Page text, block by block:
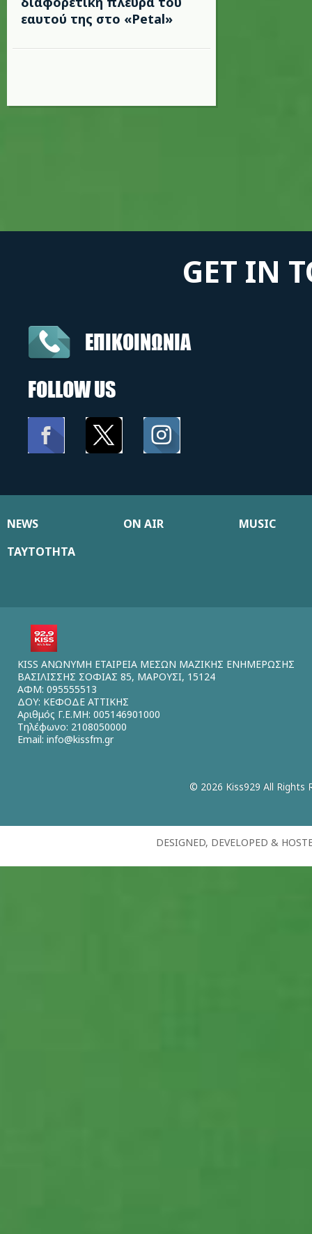
εαυτού της στο «Petal»
GET IN
ΕΠΙΚΟΙΝΩΝΙΑ
FOLLOW US
NEWS ON AIR
MUSIC
ΤΑΥΤΟΤΗΤΑ
KISS ΑΝΩΝΥΜΗ ΕΤΑΙΡΕΙΑ ΜΕΣΩΝ ΜΑΖΙΚΗΣ ΕΝΗΜΕΡΩΣΗΣ
ΒΑΣΙΛΙΣΣΗΣ ΣΟΦΙΑΣ 85, ΜΑΡΟΥΣΙ, 15124
ΑΦΜ: 095555513
ΔΟΥ: ΚΕΦΟΔΕ ΑΤΤΙΚΗΣ
Αριθμός Γ.Ε.ΜΗ: 005146901000
Τηλέφωνο: 2108050000
Email: info@kissfm.gr
© 2026 Kiss929 All Rights
DESIGNED, DEVELOPED &